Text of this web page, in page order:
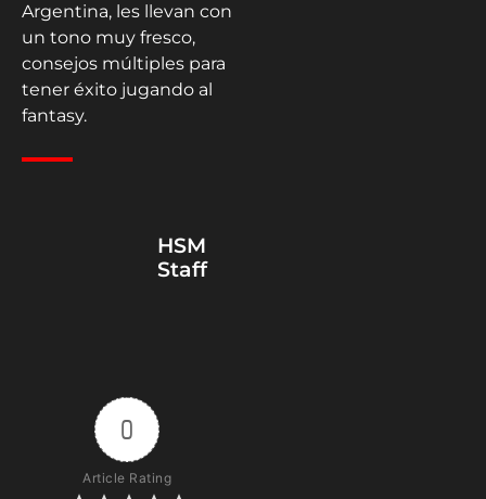
Argentina, les llevan con
un tono muy fresco,
consejos múltiples para
tener éxito jugando al
fantasy.
HSM
Staff
0
Article Rating